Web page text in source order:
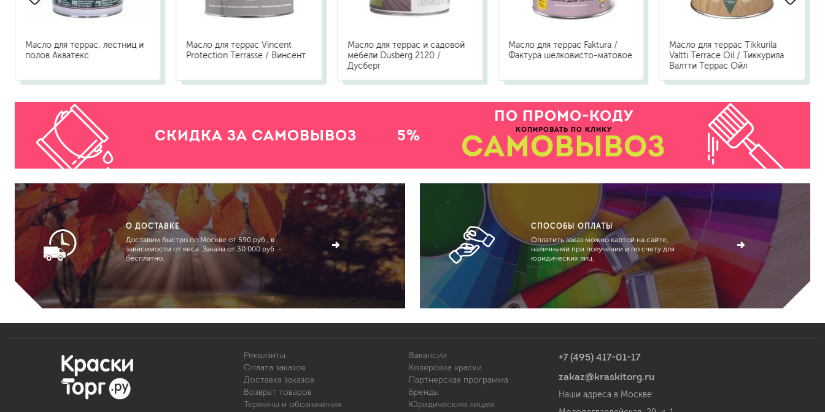
Масло для террас, лестниц и
полов Акватекс
Масло для террас Vincent
Protection Terrasse / Винсент
Масло для террас и садовой
мебели Dusberg 2120 /
Дусберг
Масло для террас Faktura /
Фактура шелковисто-матовое
Масло для террас Tikkurila
Valtti Terrace Oil / Тиккурила
Валтти Террас Ойл
СКИДКА ЗА САМОВЫВОЗ 5%
ПО ПРОМО-КОДУ
КОПИРОВАТЬ ПО КЛИКУ
САМОВЫВОЗ
О ДОСТАВКЕ
Доставим быстро по Москве от 590 руб., в
зависимости от веса. Заказы от 30 000 руб. -
бесплатно.
СПОСОБЫ ОПЛАТЫ
Оплатить заказ можно картой на сайте,
наличными при получении и по счету для
юридических лиц.
Реквизиты
Оплата заказов
Доставка заказов
Возврат товаров
Термины и обозначения
Вакансии
Колеровка краски
Партнерская программа
Бренды
Юридическим лицам
+7 (495) 417-01-17
zakaz@kraskitorg.ru
Наши адреса в Москве: